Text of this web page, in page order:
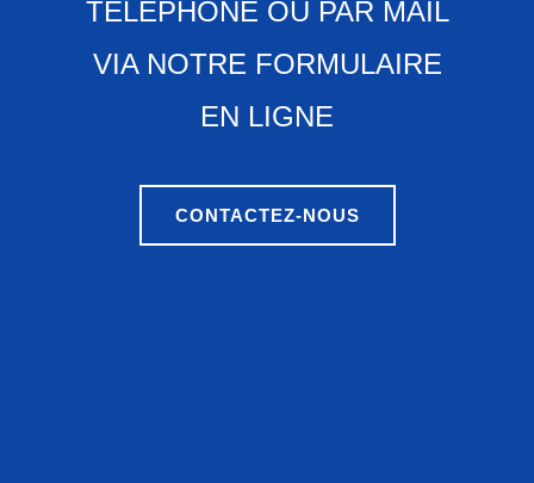
TÉLÉPHONE OU PAR MAIL
VIA NOTRE FORMULAIRE
EN LIGNE
CONTACTEZ-NOUS